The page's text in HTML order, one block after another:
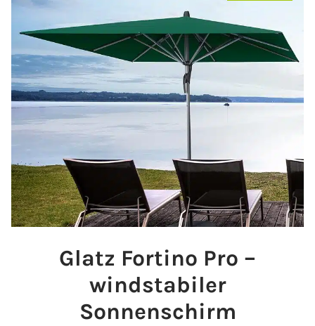
Glatz Fortino Pro –
windstabiler
Sonnenschirm